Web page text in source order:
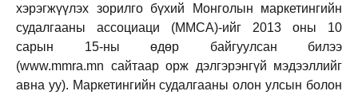
хэрэгжүүлэх зорилго бүхий Монголын маркетингийн
судалгааны ассоциаци (ММСА)-ийг 2013 оны 10
сарын 15-ны өдөр байгуулсан билээ
(www.mmra.mn сайтаар орж дэлгэрэнгүй мэдээллийг
авна уу). Маркетингийн судалгааны олон улсын болон